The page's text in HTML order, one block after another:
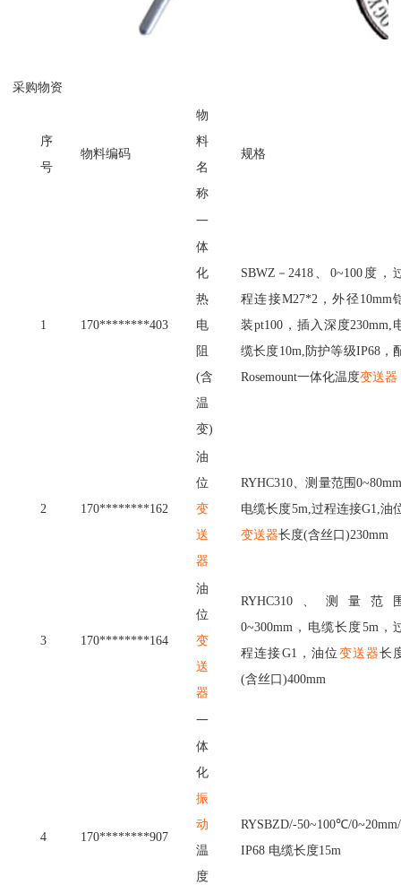
采购物资
序
号
物料编码
物
料
名
称
规格
1 170********403
一
体
化
热
电
阻
(含
温
变)
SBWZ － 2418 0~100度 ，
程连接M27*2 ，外径10mm
装pt100， 插 入 深 度230mm
缆长度10m 防护等级IP68，
Rosemount一体化温度变送器
2 170********162
油
位
变
送
器
RYHC310 、测 量范围0~80m
电缆长度5m 过程连接G1 ,油
变送器长度(含丝口)230mm
3 170********164
油
位
变
送
器
RYHC310 测 量范
0~300mm ， 电缆长 度5m ，
程连接G1 ，油位变送器长
(含丝口)400mm
4 170********907
一
体
化
振
动
温
度
RYSBZD/-50~100℃/0~20mm/
IP68 电缆长度15m